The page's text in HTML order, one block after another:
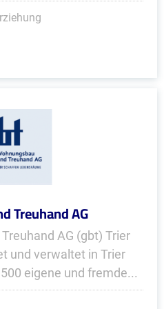
Treuhand AG
AG (gbt) Trier
und verwaltet in Trier
eigene und fremde...